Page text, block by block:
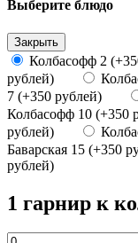
Выберите блюдо
Закрыть
Колбасофф 2
рублей)
7 (+350 рублей)
Колбасофф 10
рублей)
Баварская 15 (+350
рублей)
1 гарнир к